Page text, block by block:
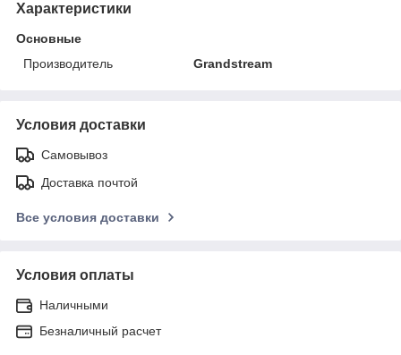
Характеристики
Основные
Производитель
Grandstream
Условия доставки
Самовывоз
Доставка почтой
Все условия доставки
Условия оплаты
Наличными
Безналичный расчет